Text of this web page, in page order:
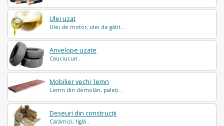
Ulei uzat
Ulei de motor, ulei de gătit...
Anvelope uzate
Cauciucuri...
Mobilier vechi, lemn
Lemn din demolări, paleți...
Deșeuri din construcții
Cărămizi, tiglă...